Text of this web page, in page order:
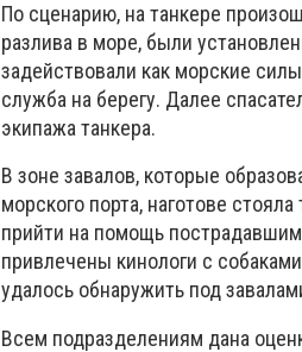
По сценарию, на танкере
разлива в море, были
задействовали как морские
служба на берегу. Далее
экипажа танкера.
В зоне завалов, которые
морского порта, наготове
прийти на помощь
привлечены кинологи с
удалось обнаружить под
Всем подразделениям дана